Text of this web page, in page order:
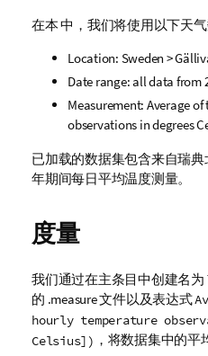
在本 中，我们将使用以下天气
Location: Sweden >
Date range: all data from
Measurement: Average
observations in degrees
已加载的数据集包含来自瑞典
年期间每日平均温度测量。
度量
我们通过在主条目中创建名为
的 .measure 文件以及表达式
hourly temperature
Celsius]) ，将数据集中的平